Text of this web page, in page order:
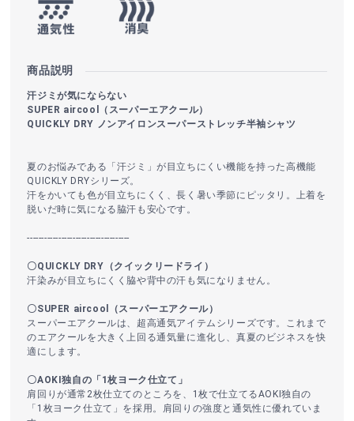
商品説明
汗ジミが気にならない
SUPER aircool（スーパーエアクール）
QUICKLY DRY ノンアイロンスーパーストレッチ半袖シャツ
夏のお悩みである「汗ジミ」が目立ちにくい機能を持った高機能
QUICKLY DRYシリーズ。
汗をかいても色が目立ちにくく、長く暑い季節にピッタリ。上着を
脱いだ時に気になる脇汗も安心です。
------------------------------------
〇QUICKLY DRY（クイックリードライ）
汗染みが目立ちにくく脇や背中の汗も気になりません。
〇SUPER aircool（スーパーエアクール）
スーパーエアクールは、超高通気アイテムシリーズです。これまで
のエアクールを大きく上回る通気量に進化し、真夏のビジネスを快
適にします。
〇AOKI独自の「1枚ヨーク仕立て」
肩回りが通常2枚仕立てのところを、1枚で仕立てるAOKI独自の
「1枚ヨーク仕立て」を採用。肩回りの強度と通気性に優れていま